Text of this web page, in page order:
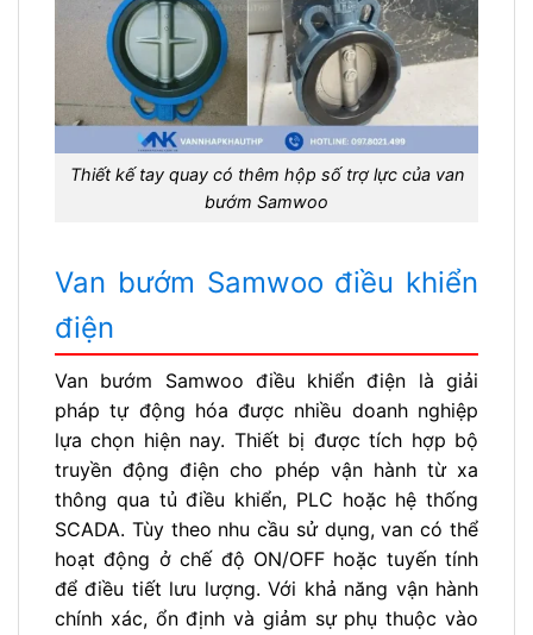
Thiết kế tay quay có thêm hộp số trợ lực của van
bướm Samwoo
Van bướm Samwoo điều khiển
điện
Van bướm Samwoo điều khiển điện là giải
pháp tự động hóa được nhiều doanh nghiệp
lựa chọn hiện nay. Thiết bị được tích hợp bộ
truyền động điện cho phép vận hành từ xa
thông qua tủ điều khiển, PLC hoặc hệ thống
SCADA. Tùy theo nhu cầu sử dụng, van có thể
hoạt động ở chế độ ON/OFF hoặc tuyến tính
để điều tiết lưu lượng. Với khả năng vận hành
chính xác, ổn định và giảm sự phụ thuộc vào